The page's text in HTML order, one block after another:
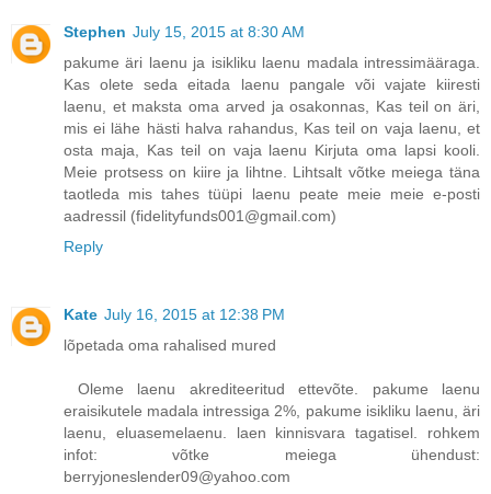
Stephen July 15, 2015 at 8:30 AM
pakume äri laenu ja isikliku laenu madala intressimääraga.
Kas olete seda eitada laenu pangale või vajate kiiresti
laenu, et maksta oma arved ja osakonnas, Kas teil on äri,
mis ei lähe hästi halva rahandus, Kas teil on vaja laenu, et
osta maja, Kas teil on vaja laenu Kirjuta oma lapsi kooli.
Meie protsess on kiire ja lihtne. Lihtsalt võtke meiega täna
taotleda mis tahes tüüpi laenu peate meie meie e-posti
aadressil (fidelityfunds001@gmail.com)
Reply
Kate July 16, 2015 at 12:38 PM
lõpetada oma rahalised mured
Oleme laenu akrediteeritud ettevõte. pakume laenu
eraisikutele madala intressiga 2%, pakume isikliku laenu, äri
laenu, eluasemelaenu. laen kinnisvara tagatisel. rohkem
infot: võtke meiega ühendust:
berryjoneslender09@yahoo.com